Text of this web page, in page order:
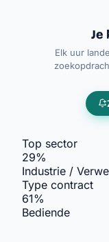
Je
Elk uur
Top sector
29%
Industrie /
Type contract
61%
Bediende